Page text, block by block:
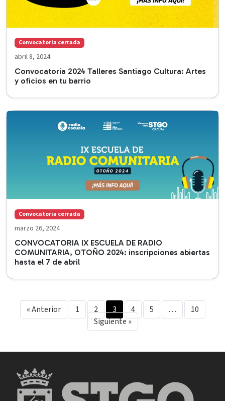
Convocatoria cerrada
abril 8, 2024
Convocatoria 2024 Talleres Santiago Cultura: Artes
y oficios en tu barrio
Convocatoria cerrada
marzo 26, 2024
CONVOCATORIA IX ESCUELA DE RADIO
COMUNITARIA, OTOÑO 2024: inscripciones abiertas
hasta el 7 de abril
« Anterior 1 2 3 4 5 …
10
Siguiente »